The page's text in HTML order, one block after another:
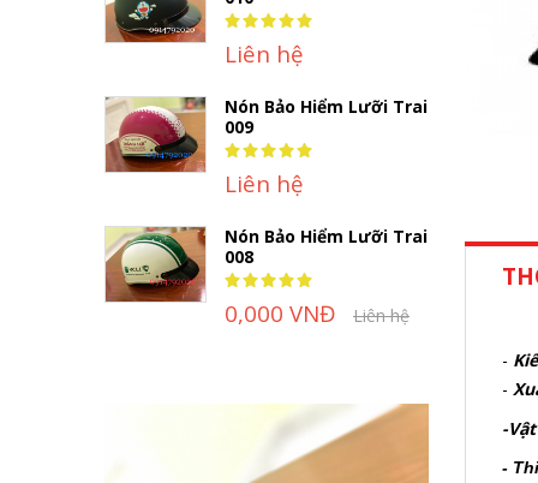
-
-
-
-
Rating:
100%
Liên hệ
Nón Bảo Hiểm Lưỡi Trai
009
Rating:
100%
Liên hệ
Nón Bảo Hiểm Lưỡi Trai
008
Rating:
100%
0,000 VNĐ Liên hệ